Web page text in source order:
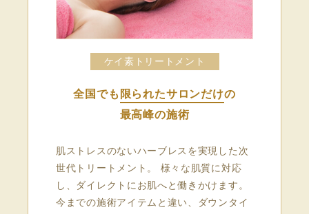
ケイ素トリートメント
全国でも 限られたサロンだけの
最高峰の施術
肌ストレスのないハーブレスを実現した次
世代トリートメント。 様々な肌質に対応
し、ダイレクトにお肌へと働きかけます。
今までの施術アイテムと違い、ダウンタイ